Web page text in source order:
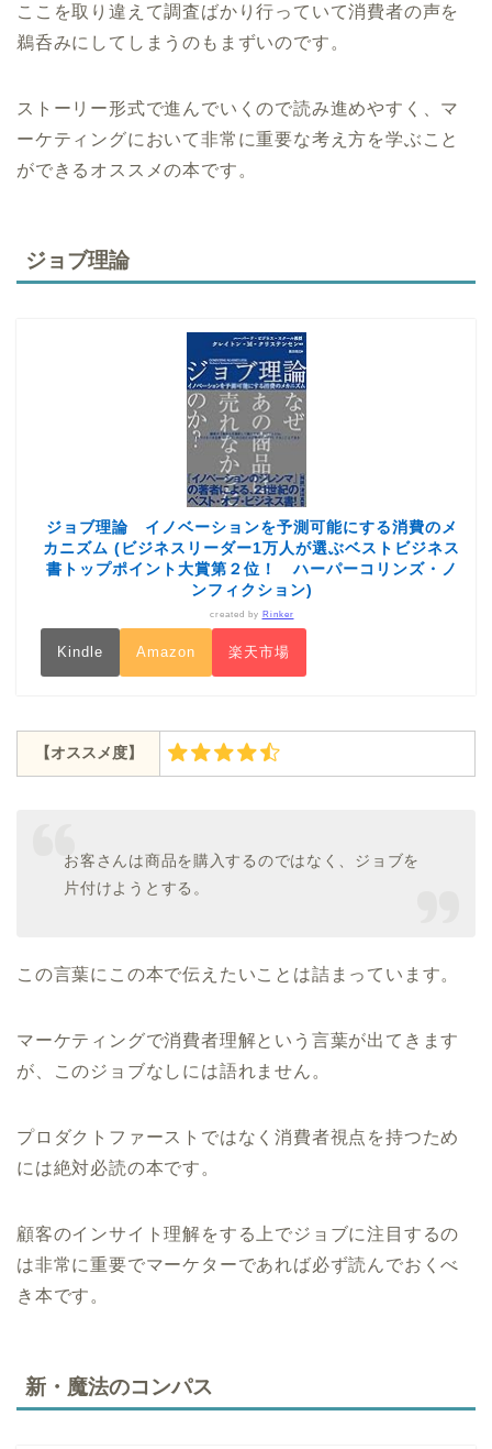
ここを取り違えて調査ばかり行っていて消費者の声を
鵜呑みにしてしまうのもまずいのです。
ストーリー形式で進んでいくので読み進めやすく、マ
ーケティングにおいて非常に重要な考え方を学ぶこと
ができるオススメの本です。
ジョブ理論
ジョブ理論 イノベーションを予測可能にする消費のメ
カニズム (ビジネスリーダー1万人が選ぶベストビジネス
書トップポイント大賞第２位！ ハーパーコリンズ・ノ
ンフィクション)
created by Rinker
Kindle Amazon 楽天市場
【オススメ度】
お客さんは商品を購入するのではなく、ジョブを
片付けようとする。
この言葉にこの本で伝えたいことは詰まっています。
マーケティングで消費者理解という言葉が出てきます
が、このジョブなしには語れません。
プロダクトファーストではなく消費者視点を持つため
には絶対必読の本です。
顧客のインサイト理解をする上でジョブに注目するの
は非常に重要でマーケターであれば必ず読んでおくべ
き本です。
新・魔法のコンパス